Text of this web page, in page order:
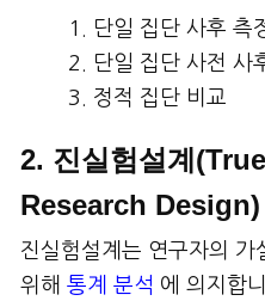
단일 집단 사후 측
단일 집단 사전 사
정적 집단 비교
2. 진실험설계
Research Design)
진실험설계는 연구자의 가
위해 통계 분석 에 의지합